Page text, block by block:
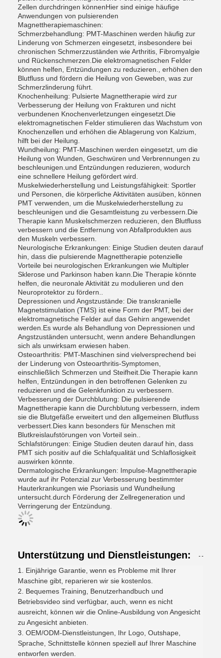
Zellen durchdringen könnenHier sind einige häufige
Anwendungen von pulsierenden
Magnettherapiemaschinen:
Schmerzbehandlung: PMT-Maschinen werden häufig zur
Linderung von Schmerzen eingesetzt, insbesondere bei
chronischen Schmerzzuständen wie Arthritis, Fibromyalgie
und Rückenschmerzen.Die elektromagnetischen Felder
können helfen, Entzündungen zu reduzieren., erhöhen den
Blutfluss und fördern die Heilung von Geweben, was zur
Schmerzlinderung führt.
Knochenheilung: Pulsierte Magnettherapie wird zur
Verbesserung der Heilung von Frakturen und nicht
verbundenen Knochenverletzungen eingesetzt.Die
elektromagnetischen Felder stimulieren das Wachstum von
Knochenzellen und erhöhen die Ablagerung von Kalzium,
hilft bei der Heilung.
Wundheilung: PMT-Maschinen werden eingesetzt, um die
Heilung von Wunden, Geschwüren und Verbrennungen zu
beschleunigen.und Entzündungen reduzieren, wodurch
eine schnellere Heilung gefördert wird.
Muskelwiederherstellung und Leistungsfähigkeit: Sportler
und Personen, die körperliche Aktivitäten ausüben, können
PMT verwenden, um die Muskelwiederherstellung zu
beschleunigen und die Gesamtleistung zu verbessern.Die
Therapie kann Muskelschmerzen reduzieren, den Blutfluss
verbessern und die Entfernung von Abfallprodukten aus
den Muskeln verbessern.
Neurologische Erkrankungen: Einige Studien deuten darauf
hin, dass die pulsierende Magnettherapie potenzielle
Vorteile bei neurologischen Erkrankungen wie Multipler
Sklerose und Parkinson haben kann.Die Therapie könnte
helfen, die neuronale Aktivität zu modulieren und den
Neuroprotektor zu fördern..
Depressionen und Angstzustände: Die transkranielle
Magnetstimulation (TMS) ist eine Form der PMT, bei der
elektromagnetische Felder auf das Gehirn angewendet
werden.Es wurde als Behandlung von Depressionen und
Angstzuständen untersucht, wenn andere Behandlungen
sich als unwirksam erwiesen haben.
Osteoarthritis: PMT-Maschinen sind vielversprechend bei
der Linderung von Osteoarthritis-Symptomen,
einschließlich Schmerzen und Steifheit.Die Therapie kann
helfen, Entzündungen in den betroffenen Gelenken zu
reduzieren und die Gelenkfunktion zu verbessern.
Verbesserung der Durchblutung: Die pulsierende
Magnettherapie kann die Durchblutung verbessern, indem
sie die Blutgefäße erweitert und den allgemeinen Blutfluss
verbessert.Dies kann besonders für Menschen mit
Blutkreislaufstörungen von Vorteil sein..
Schlafstörungen: Einige Studien deuten darauf hin, dass
PMT sich positiv auf die Schlafqualität und Schlaflosigkeit
auswirken könnte.
Dermatologische Erkrankungen: Impulse-Magnettherapie
wurde auf ihr Potenzial zur Verbesserung bestimmter
Hauterkrankungen wie Psoriasis und Wundheilung
untersucht.durch Förderung der Zellregeneration und
Verringerung der Entzündung.
Unterstützung und Dienstleistungen:
1. Einjährige Garantie, wenn es Probleme mit Ihrer
Maschine gibt, reparieren wir sie kostenlos.
2. Bequemes Training, Benutzerhandbuch und
Betriebsvideo sind verfügbar, auch, wenn es nicht
ausreicht, können wir die Online-Ausbildung von Angesicht
zu Angesicht anbieten.
3. OEM/ODM-Dienstleistungen, Ihr Logo, Outshape,
Sprache, Schnittstelle können speziell auf Ihrer Maschine
entworfen werden.